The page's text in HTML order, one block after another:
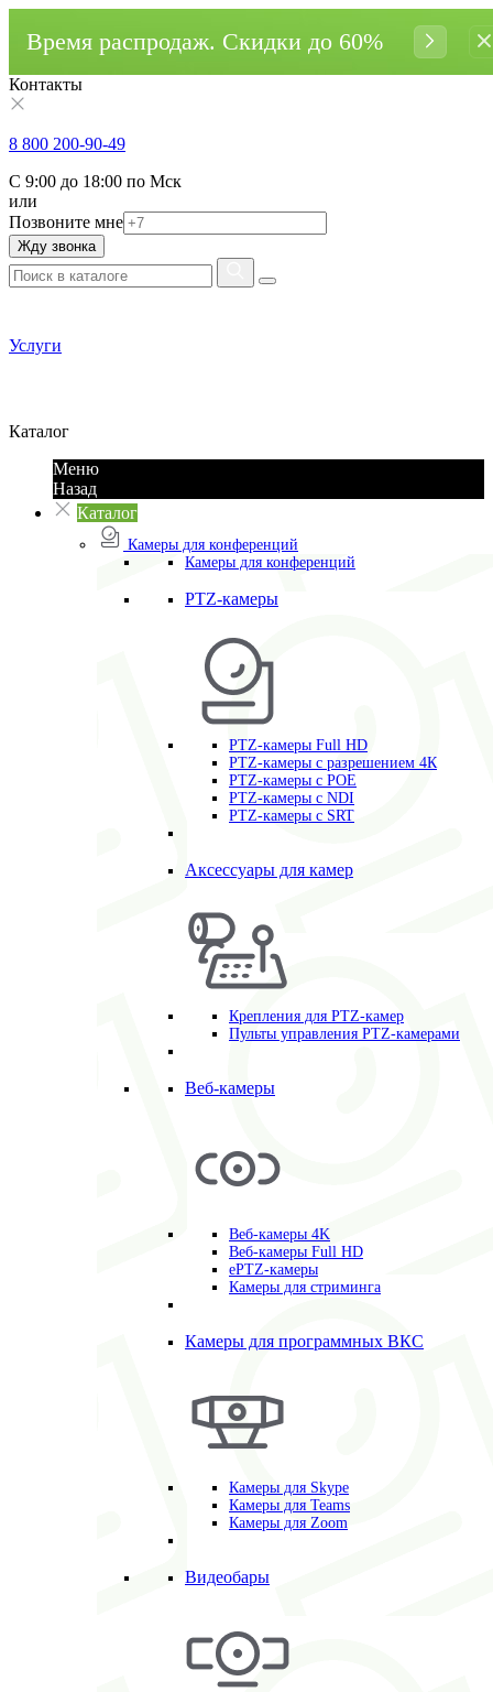
Время распродаж. Cкидки до 60%
Контакты
8 800 200-90-49
С 9:00 до 18:00 по Мск
или
Позвоните мне
Жду звонка
Услуги
Каталог
Меню
Назад
Каталог
Камеры для конференций
Камеры для конференций
PTZ-камеры
PTZ-камеры Full HD
PTZ-камеры с разрешением 4К
PTZ-камеры с POE
PTZ-камеры c NDI
PTZ-камеры с SRT
Аксессуары для камер
Крепления для PTZ-камер
Пульты управления PTZ-камерами
Веб-камеры
Веб-камеры 4K
Веб-камеры Full HD
ePTZ-камеры
Камеры для стриминга
Камеры для программных ВКС
Камеры для Skype
Камеры для Teams
Камеры для Zoom
Видеобары